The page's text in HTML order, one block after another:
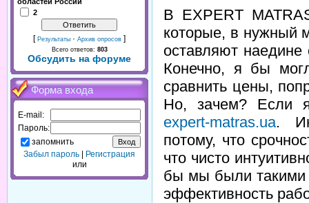
2
[ Результаты · Архив опросов ]
Всего ответов: 803
Обсудить на форуме
Форма входа
E-mail:
Пароль:
запомнить
Забыл пароль
Регистрация
или
В EXPERT
которые, в нужный
оставляют
Конечно, я бы
сравнить цены,
Но, зачем? Если
expert-matras.ua.
потому, что
что чисто
бы мы были такими
эффективность